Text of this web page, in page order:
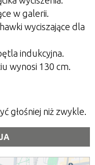
w galerii.
wyciszające dla
indukcyjna.
wynosi 130 cm.
głośniej niż zwykle.